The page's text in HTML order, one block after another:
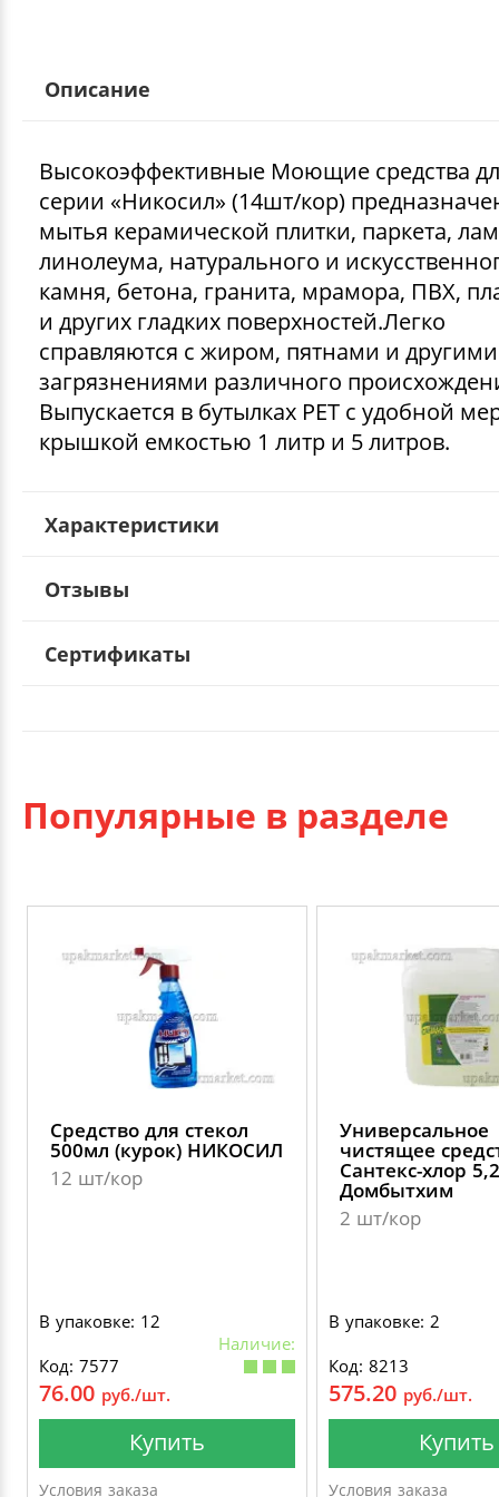
Описание
Высокоэффективные Моющие средства
серии «Никосил» (14шт/кор)
мытья керамической плитки, паркета,
линолеума, натурального и
камня, бетона, гранита, мрамора, ПВХ,
и других гладких поверхностей.Легко
справляются с жиром, пятнами и другими
загрязнениями различного
Выпускается в бутылках РЕТ с удобной
крышкой емкостью 1 литр и 5 литров.
Характеристики
Отзывы
Сертификаты
Популярные в разделе
Средство для стекол
500мл (курок) НИКОСИЛ
12 шт/кор
В упаковке: 12
Наличие:
Код: 7577
76.00 руб./шт.
Купить
Условия заказа
Универсальное
чистящее
Сантекс-хлор
Домбытхим
2 шт/кор
В упаковке: 2
Код: 8213
575.20 руб./шт.
Купить
Условия заказа